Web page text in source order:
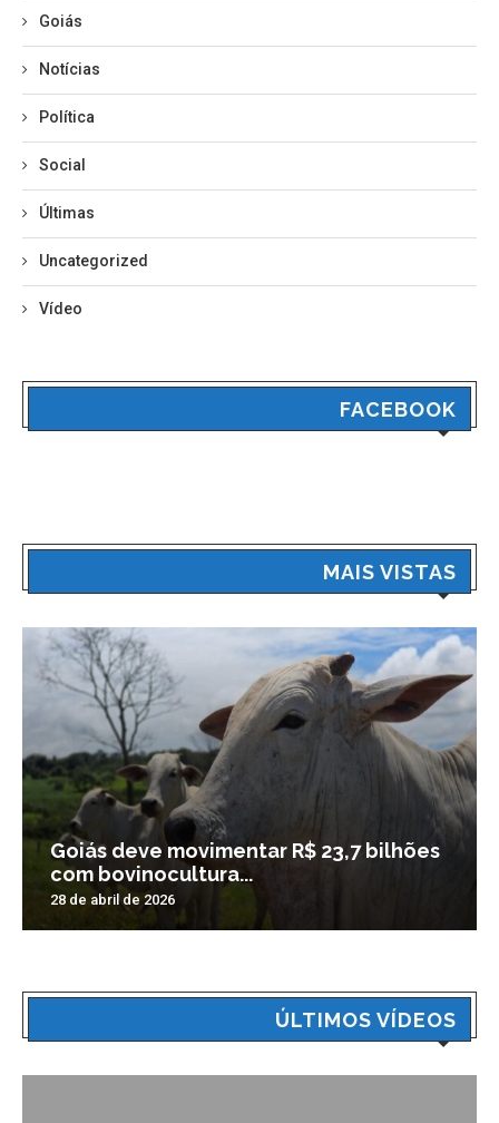
Goiás
Notícias
Política
Social
Últimas
Uncategorized
Vídeo
FACEBOOK
MAIS VISTAS
Goiás deve movimentar R$ 23,7 bilhões
com bovinocultura...
28 de abril de 2026
ÚLTIMOS VÍDEOS